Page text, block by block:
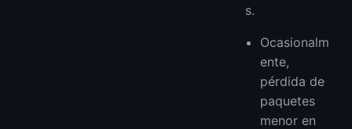
s.
Ocasionalm
ente,
pérdida de
paquetes
menor en